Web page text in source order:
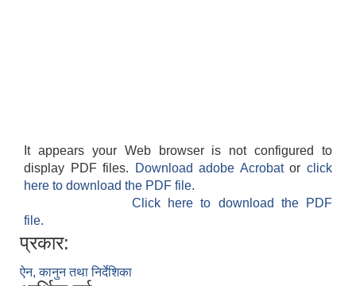
It appears your Web browser is not configured to
display PDF files.
Download adobe Acrobatorclick
here to download the PDF file.
Click here to download the PDF
file.
प्रकार:
ऐन, कानुन तथा निर्देशिका